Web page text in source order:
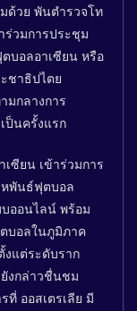
ด้วย พันตำรวจโท
ร่วมการประชุม
บอลอาเซียน หรือ
ชาธิปไตย
มกลางการ
ป็นครั้งแรก
ซียน เข้าร่วมการ
พันธ์ฟุตบอล
ออนไลน์ พร้อม
บอลในภูมิภาค
งแต่ระดับราก
งกล่าวชื่นชม
ที่ ออสเตรเลีย มี